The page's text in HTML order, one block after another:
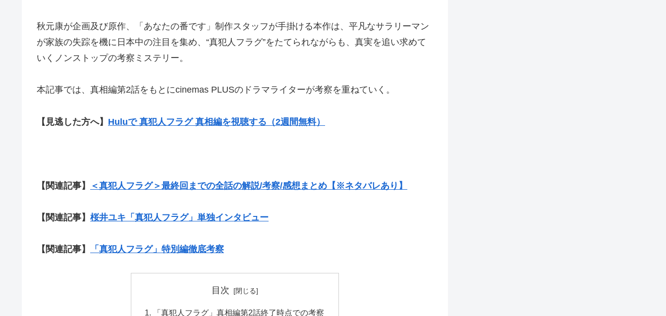
秋元康が企画及び原作、「あなたの番です」制作スタッフが手掛ける本作は、平凡なサラリーマン
が家族の失踪を機に日本中の注目を集め、“真犯人フラグ”をたてられながらも、真実を追い求めて
いくノンストップの考察ミステリー。
本記事では、真相編第2話をもとにcinemas PLUSのドラマライターが考察を重ねていく。
【見逃した方へ】 Huluで 真犯人フラグ 真相編を視聴する（2週間無料）
【関連記事】 ＜真犯人フラグ＞最終回までの全話の解説/考察/感想まとめ【※ネタバレあり】
【関連記事】 桜井ユキ「真犯人フラグ」単独インタビュー
【関連記事】 「真犯人フラグ」特別編徹底考察
目次
「真犯人フラグ」真相編第2話終了時点での考察